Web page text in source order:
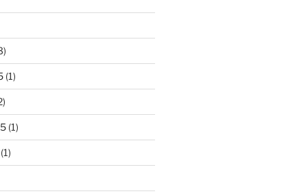
(1)
(1)